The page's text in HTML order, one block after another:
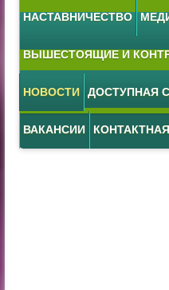
НАСТАВНИЧЕСТВО
ВЫШЕСТОЯЩИЕ И
НОВОСТИ ДОСТУПНАЯ
ВАКАНСИИ